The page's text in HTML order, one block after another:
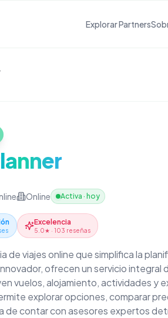
Explorar Partners
Online Activa · hoy
Excelencia
5.0★ · 103 reseñas
de viajes online que simplifica la
ofrecen un servicio integral
vuelos, alojamiento, actividades y
explorar opciones, comparar
de contar con asesores expertos